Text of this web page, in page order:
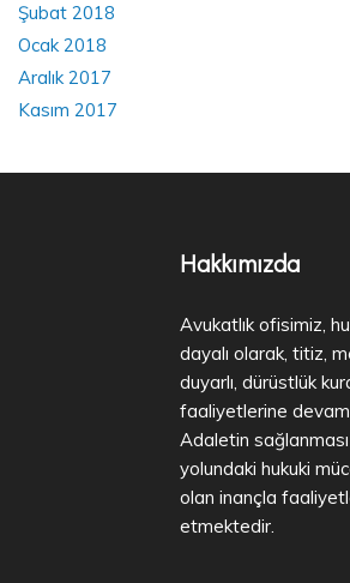
Şubat 2018
Ocak 2018
Aralık 2017
Kasım 2017
Hakkımızda
Avukatlık ofisimiz,
dayalı olarak, titiz,
duyarlı, dürüstlük
faaliyetlerine
Adaletin
yolundaki hukuki
olan inançla
etmektedir.